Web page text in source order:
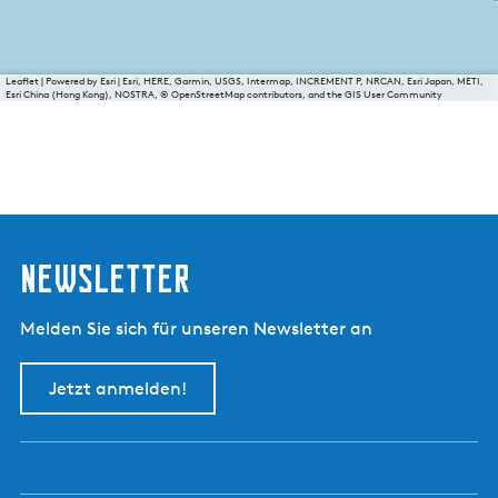
Leaflet|Powered by Esri | Esri, HERE, Garmin, USGS, Intermap, INCREMENT P, NRCAN, Esri Japan, METI,
Esri China (Hong Kong), NOSTRA, © OpenStreetMap contributors, and the GIS User Community
Newsletter
Melden Sie sich für unseren Newsletter an
Jetzt anmelden!